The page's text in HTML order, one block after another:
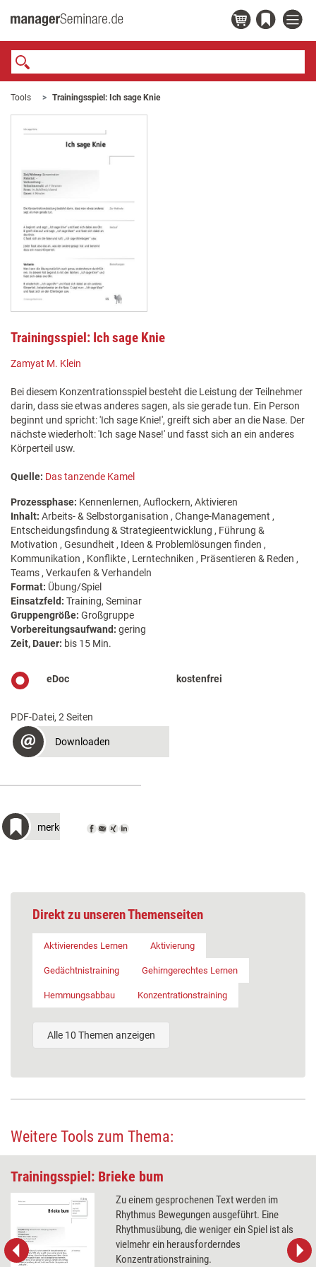
Tools Trainingsspiel: Ich sage Knie
Trainingsspiel: Ich sage Knie
Zamyat M. Klein
Bei diesem Konzentrationsspiel besteht die Leistung der Teilnehmer
darin, dass sie etwas anderes sagen, als sie gerade tun. Ein Person
beginnt und spricht: 'Ich sage Knie!', greift sich aber an die Nase. Der
nächste wiederholt: 'Ich sage Nase!' und fasst sich an ein anderes
Körperteil usw.
Quelle: Das tanzende Kamel
Prozessphase: Kennenlernen, Auflockern, Aktivieren
Inhalt: Arbeits- & Selbstorganisation , Change-Management ,
Entscheidungsfindung & Strategieentwicklung , Führung &
Motivation , Gesundheit , Ideen & Problemlösungen finden ,
Kommunikation , Konflikte , Lerntechniken , Präsentieren & Reden ,
Teams , Verkaufen & Verhandeln
Format: Übung/Spiel
Einsatzfeld: Training, Seminar
Gruppengröße: Großgruppe
Vorbereitungsaufwand: gering
Zeit, Dauer: bis 15 Min.
eDoc kostenfrei
PDF-Datei, 2 Seiten
Downloaden
merken
Direkt zu unseren Themenseiten
Aktivierendes Lernen Aktivierung
Gedächtnistraining Gehirngerechtes Lernen
Hemmungsabbau Konzentrationstraining
Alle 10 Themen anzeigen
Weitere Tools zum Thema:
Trainingsspiel: Brieke bum
Zu einem gesprochenen Text werden im
Rhythmus Bewegungen ausgeführt. Eine
Rhythmusübung, die weniger ein Spiel ist als
vielmehr ein herausforderndes
Konzentrationstraining.